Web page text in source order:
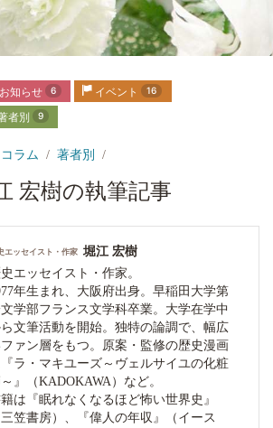
お知らせ 6 イベント 16
者別 9
ラム 著者別
宏樹の執筆記事
エッセイスト・作家
堀江 宏樹
エッセイスト・作家。
年生まれ、大阪府出身。早稲田大学第
学部フランス文学科卒業。大学在学中
文筆活動を開始。独特の論調で、幅広
ァン層をもつ。原案・監修の歴史漫画
ラ・マキユーズ～ヴェルサイユの化粧
』（KADOKAWA）など。
は『眠れなくなるほど怖い世界史』
三笠書房）、『偉人の年収』（イース